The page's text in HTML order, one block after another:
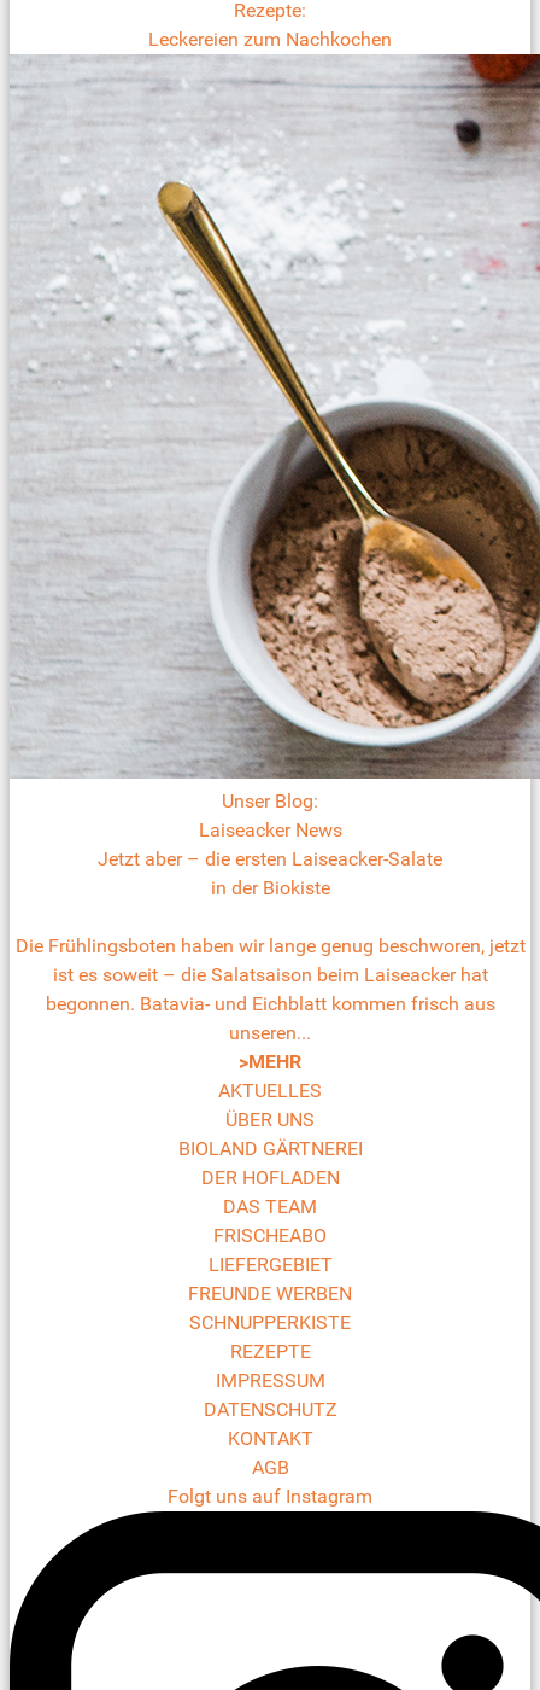
Rezepte:
Leckereien zum Nachkochen
Unser Blog:
Laiseacker News
Jetzt aber – die ersten Laiseacker-Salate
in der Biokiste
Die Frühlingsboten haben wir lange genug beschworen, jetzt
ist es soweit – die Salatsaison beim Laiseacker hat
begonnen. Batavia- und Eichblatt kommen frisch aus
unseren...
>MEHR
AKTUELLES
ÜBER UNS
BIOLAND GÄRTNEREI
DER HOFLADEN
DAS TEAM
FRISCHEABO
LIEFERGEBIET
FREUNDE WERBEN
SCHNUPPERKISTE
REZEPTE
IMPRESSUM
DATENSCHUTZ
KONTAKT
AGB
Folgt uns auf Instagram